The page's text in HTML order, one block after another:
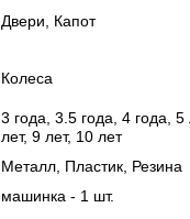
Двери, Капот
Колеса
3 года, 3.5 года, 4 года, 5
лет, 9 лет, 10 лет
Металл, Пластик, Резина
машинка - 1 шт.